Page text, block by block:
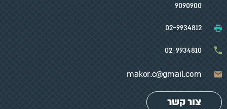
9090900
02-9934812
02-9934810
makor.c@gmail.com
צור קשר